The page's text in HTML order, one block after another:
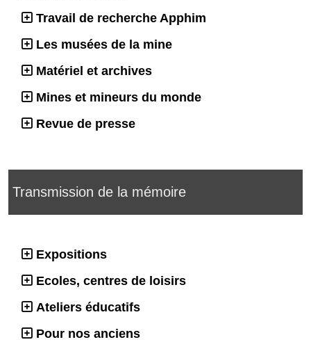
Travail de recherche Apphim
Les musées de la mine
Matériel et archives
Mines et mineurs du monde
Revue de presse
Transmission de la mémoire
Expositions
Ecoles, centres de loisirs
Ateliers éducatifs
Pour nos anciens